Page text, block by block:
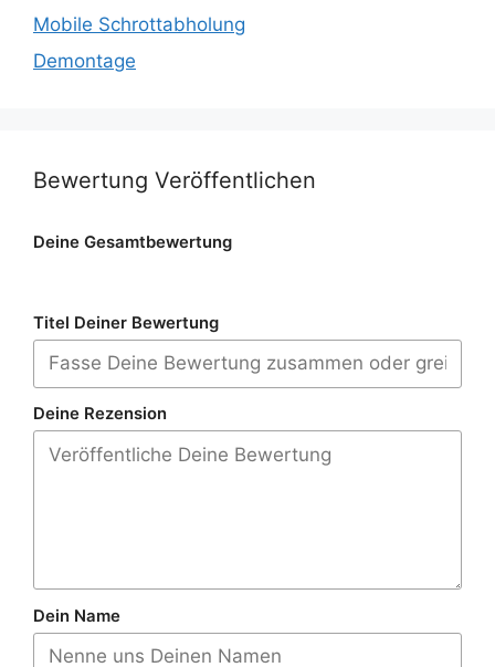
Mobile Schrottabholung
Demontage
Bewertung Veröffentlichen
Deine Gesamtbewertung
Titel Deiner Bewertung
Deine Rezension
Dein Name